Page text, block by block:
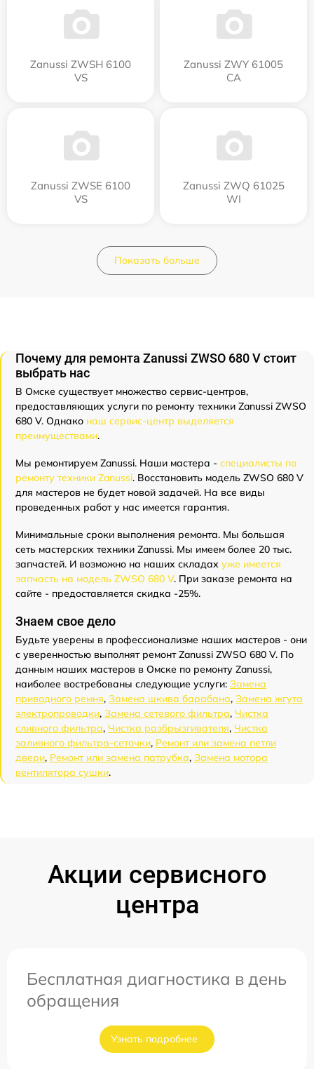
Zanussi ZWSH 6100
VS
Zanussi ZWY 61005
CA
Zanussi ZWSE 6100
VS
Zanussi ZWQ 61025
WI
Показать больше
Почему для ремонта Zanussi ZWSO 680 V стоит
выбрать нас
В Омске существует множество сервис-центров,
предоставляющих услуги по ремонту техники Zanussi ZWSO
680 V. Однако наш сервис-центр выделяется
преимуществами.
Мы ремонтируем Zanussi. Наши мастера - специалисты по
ремонту техники Zanussi. Восстановить модель ZWSO 680 V
для мастеров не будет новой задачей. На все виды
проведенных работ у нас имеется гарантия.
Минимальные сроки выполнения ремонта. Мы большая
сеть мастерских техники Zanussi. Мы имеем более 20 тыс.
запчастей. И возможно на наших складах уже имеется
запчасть на модель ZWSO 680 V. При заказе ремонта на
сайте - предоставляется скидка -25%.
Знаем свое дело
Будьте уверены в профессионализме наших мастеров - они
с уверенностью выполнят ремонт Zanussi ZWSO 680 V. По
данным наших мастеров в Омске по ремонту Zanussi,
наиболее востребованы следующие услуги: Замена
приводного ремня, Замена шкива барабана, Замена жгута
электропроводки, Замена сетевого фильтра, Чистка
сливного фильтра, Чистка разбрызгивателя, Чистка
заливного фильтра-сеточки, Ремонт или замена петли
двери, Ремонт или замена патрубка, Замена мотора
вентилятора сушки.
Акции сервисного
центра
Бесплатная диагностика в день
обращения
Узнать подробнее